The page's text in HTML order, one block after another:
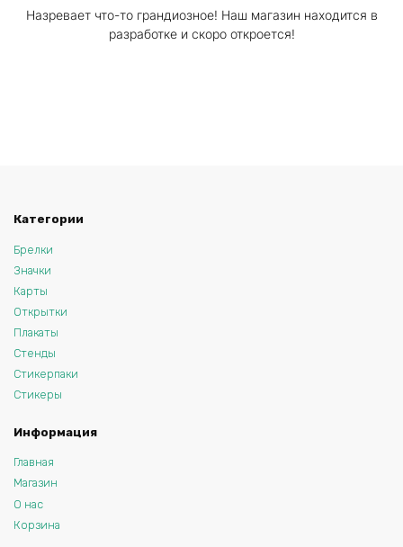
Назревает что-то грандиозное! Наш магазин находится в
разработке и скоро откроется!
Категории
Брелки
Значки
Карты
Открытки
Плакаты
Стенды
Стикерпаки
Стикеры
Информация
Главная
Магазин
О нас
Корзина